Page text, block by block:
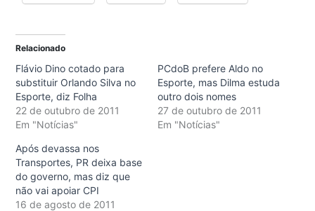
Relacionado
Flávio Dino cotado para
substituir Orlando Silva no
Esporte, diz Folha
22 de outubro de 2011
Em "Notícias"
PCdoB prefere Aldo no
Esporte, mas Dilma estuda
outro dois nomes
27 de outubro de 2011
Em "Notícias"
Após devassa nos
Transportes, PR deixa base
do governo, mas diz que
não vai apoiar CPI
16 de agosto de 2011